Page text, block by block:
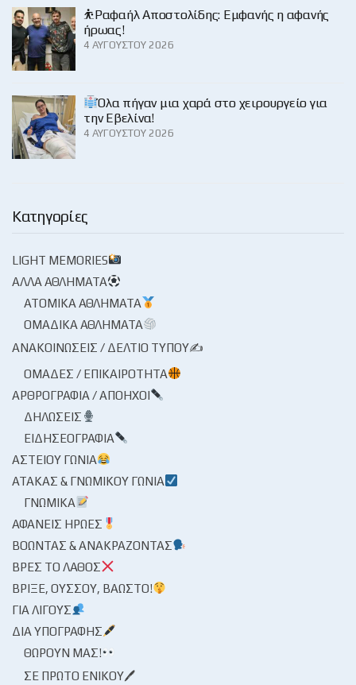
⛹️Ραφαήλ Αποστολίδης: Εμφανής η αφανής
ήρωας!
4 ΑΥΓΟΎΣΤΟΥ 2026
Όλα πήγαν μια χαρά στο χειρουργείο για
την Εβελίνα!
4 ΑΥΓΟΎΣΤΟΥ 2026
Κατηγορίες
LIGHT MEMORIES
ΆΛΛΑ ΑΘΛΉΜΑΤΑ
ΑΤΟΜΙΚΆ ΑΘΛΉΜΑΤΑ
ΟΜΑΔΙΚΆ ΑΘΛΉΜΑΤΑ
ΑΝΑΚΟΙΝΏΣΕΙΣ / ΔΕΛΤΊΟ ΤΎΠΟΥ✍
ΟΜΆΔΕΣ / ΕΠΙΚΑΙΡΌΤΗΤΑ
ΑΡΘΡΟΓΡΑΦΊΑ / ΑΠΌΗΧΟΙ
ΔΗΛΏΣΕΙΣ
ΕΙΔΗΣΕΟΓΡΑΦΊΑ
ΑΣΤΕΊΟΥ ΓΩΝΊΑ
ΑΤΆΚΑΣ & ΓΝΩΜΙΚΟΎ ΓΩΝΊΑ
ΓΝΩΜΙΚΆ
ΑΦΑΝΕΊΣ ΉΡΩΕΣ
ΒΟΏΝΤΑΣ & ΑΝΑΚΡΆΖΟΝΤΑΣ
ΒΡΕΣ ΤΟ ΛΆΘΟΣ
ΒΡΊΞΕ, ΟΎΣΣΟΥ, ΒΆΩΣΤΟ!
ΓΙΑ ΛΊΓΟΥΣ
ΔΙΑ ΥΠΟΓΡΑΦΉΣ
ΘΩΡΟΎΝ ΜΑΣ!
ΣΕ ΠΡΏΤΟ ΕΝΙΚΟΎ🖊